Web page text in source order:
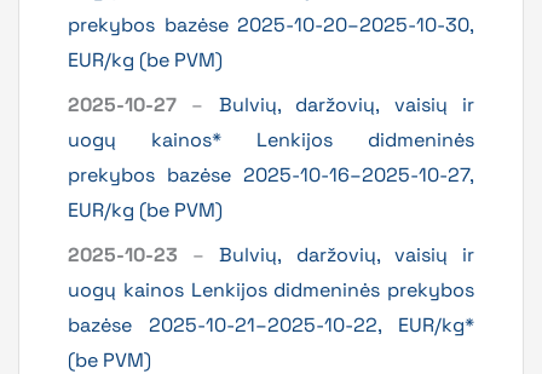
prekybos bazėse 2025-10-20–2025-10-30,
EUR/kg (be PVM)
2025-10-27 – Bulvių, daržovių, vaisių ir
uogų kainos* Lenkijos didmeninės
prekybos bazėse 2025-10-16–2025-10-27,
EUR/kg (be PVM)
2025-10-23 –Bulvių, daržovių, vaisių ir
uogų kainos Lenkijos didmeninės prekybos
bazėse 2025-10-21–2025-10-22, EUR/kg*
(be PVM)